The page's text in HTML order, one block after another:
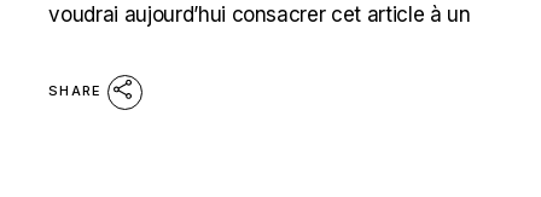
voudrai aujourd’hui consacrer cet article à un
SHARE